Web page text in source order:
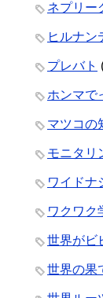
ネプリー
ヒルナン
プレバト
ホンマで
マツコの
モニタリ
ワイドナ
ワクワク
世界がビ
世界の果